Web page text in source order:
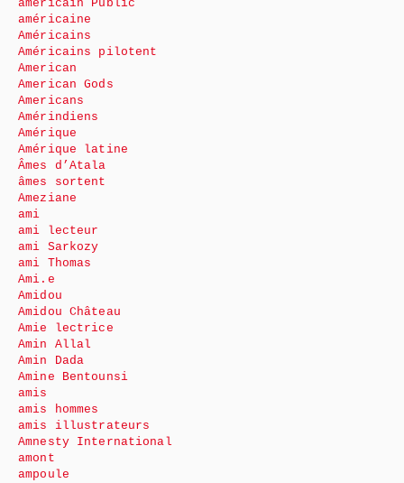
américain Public
américaine
Américains
Américains pilotent
American
American Gods
Americans
Amérindiens
Amérique
Amérique latine
Âmes d’Atala
âmes sortent
Ameziane
ami
ami lecteur
ami Sarkozy
ami Thomas
Ami.e
Amidou
Amidou Château
Amie lectrice
Amin Allal
Amin Dada
Amine Bentounsi
amis
amis hommes
amis illustrateurs
Amnesty International
amont
ampoule